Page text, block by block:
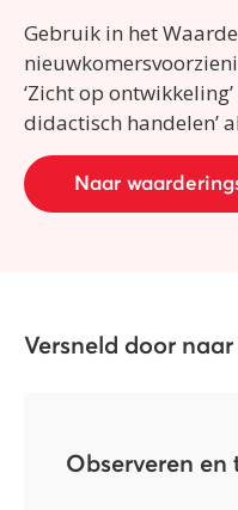
Gebruik in het
‘Zicht op
didactisch handelen’
Naar
Versneld door naar
Observeren en